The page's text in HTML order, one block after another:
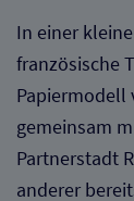
In einer
französische
Papiermodell
gemeinsam
Partnerstadt
anderer